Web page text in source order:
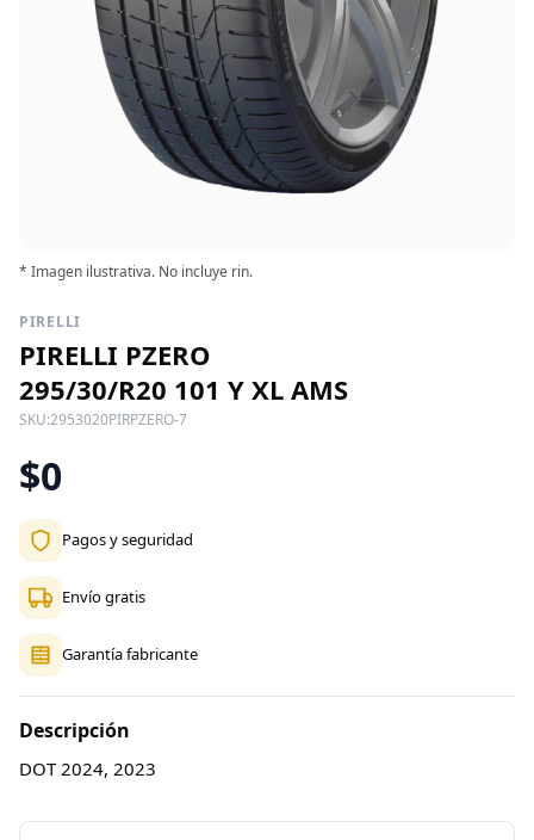
* Imagen ilustrativa. No incluye rin.
PIRELLI
PIRELLI PZERO
295/30/R20 101 Y XL AMS
SKU:2953020PIRPZERO-7
$0
Pagos y seguridad
Envío gratis
Garantía fabricante
Descripción
DOT 2024, 2023